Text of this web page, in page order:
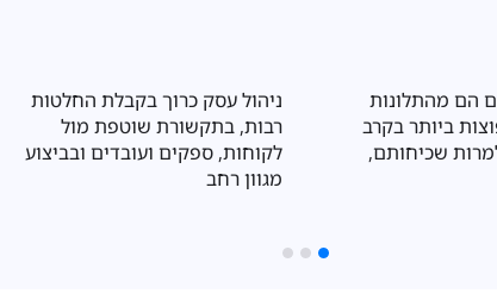
של לקויות למידה
באופן משמעותי על
הרגשי והחברתי
עסקים הפועלים בתחום המזון
נדרשים לעמוד בשורה ארוכה של
דרישות רגולטוריות שנועדו להגן על
בריאות